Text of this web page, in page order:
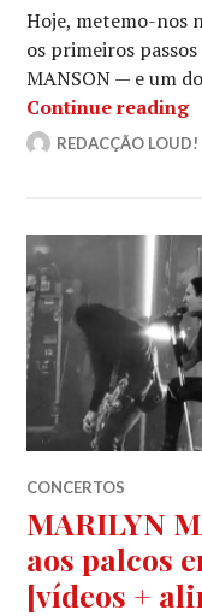
Hoje, metemo-nos
os primeiros
MANSON — e um
Continue reading
REDACÇÃO LOUD!
CONCERTOS
MARILYN
aos palcos
[vídeos +